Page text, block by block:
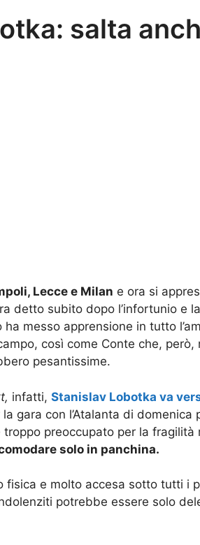
salta
Lecce e Milan e ora si
detto subito dopo l’infortunio e
messo apprensione in tutto
così come Conte che, però,
pesantissime.
infatti, Stanislav Lobotka va
la gara con l’Atalanta di domenica
preoccupato per la fragilità
solo in panchina.
fisica e molto accesa sotto tutti i
potrebbe essere solo